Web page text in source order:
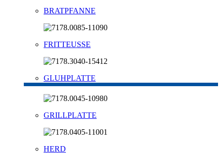
BRATPFANNE
FRITTEUSSE
GLUHPLATTE
GRILLPLATTE
HERD